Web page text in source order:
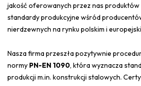
jakość oferowanych przez nas produktów
standardy produkcyjne wśród
nierdzewnych na rynku polskim i
Nasza firma przeszła pozytywnie
normy PN-EN 1090, która wyznacza
produkcji m.in. konstrukcji stalowych.